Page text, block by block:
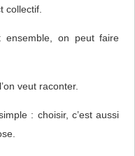
collectif.
ensemble, on peut faire
veut raconter.
: choisir, c’est aussi